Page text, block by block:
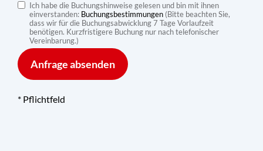
Ich habe die Buchungshinweise gelesen und bin mit ihnen
einverstanden: Buchungsbestimmungen (Bitte beachten Sie,
dass wir für die Buchungsabwicklung 7 Tage Vorlaufzeit
benötigen. Kurzfristigere Buchung nur nach telefonischer
Vereinbarung.)
* Pflichtfeld